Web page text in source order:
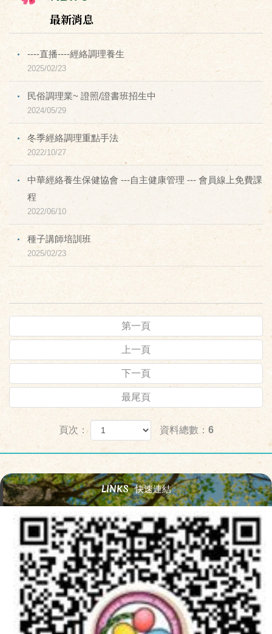
最新消息
----直播----經絡調理養生
2025/02/23
民俗調理業~ 證照/證書班招生中
2024/05/29
冬季經絡調理重點手法
2022/10/27
中華經絡養生保健協會 ---自主健康管理 --- 會員線上免費課
程
2022/06/10
種子講師培訓班
2025/02/23
第一頁
上一頁
下一頁
最尾頁
頁次： 資料總數：6
LINKS 快速連結